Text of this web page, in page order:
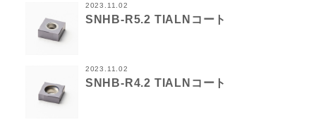
2023.11.02
SNHB-R5.2 TIALNコート
2023.11.02
SNHB-R4.2 TIALNコート